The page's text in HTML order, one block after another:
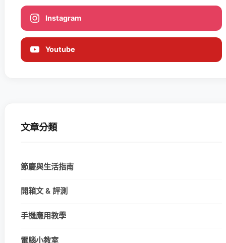
Instagram
Youtube
文章分類
節慶與生活指南
開箱文 & 評測
手機應用教學
電腦小教室